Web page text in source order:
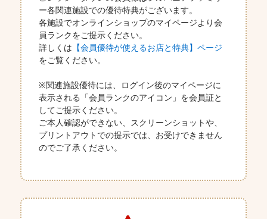
ー各関連施設での優待特典がございます。
各施設でオンラインショップのマイページより会
員ランクをご提示ください。
詳しくは 【会員優待が使えるお店と特典】ページ
をご覧ください。
※関連施設優待には、ログイン後のマイページに
表示される「会員ランクのアイコン」を会員証と
してご提示ください。
ご本人確認ができない、スクリーンショットや、
プリントアウトでの提示では、お受けできません
のでご了承ください。